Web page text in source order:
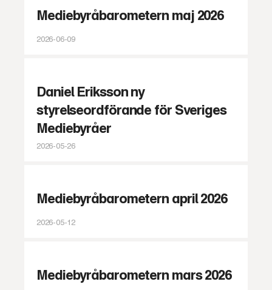
Mediebyråbarometern maj 2026
2026-06-09
Daniel Eriksson ny
styrelseordförande för Sveriges
Mediebyråer
2026-05-26
Mediebyråbarometern april 2026
2026-05-12
Mediebyråbarometern mars 2026